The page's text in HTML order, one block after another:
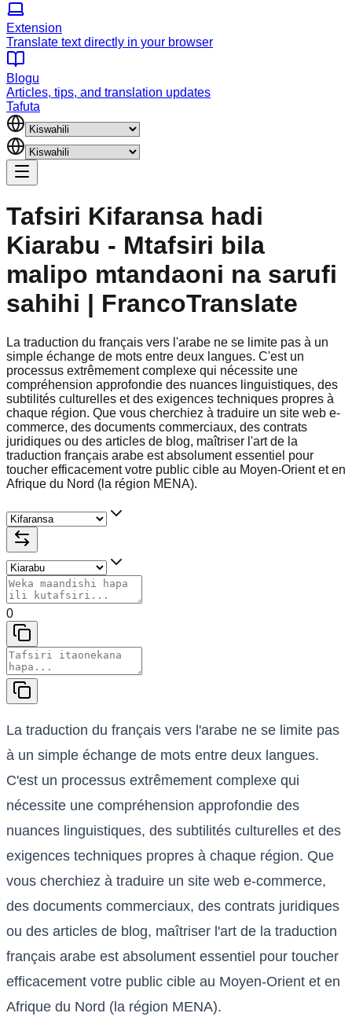
Extension
Translate text directly in your browser
Blogu
Articles, tips, and translation updates
Tafuta
Tafsiri Kifaransa hadi
Kiarabu - Mtafsiri bila
malipo mtandaoni na sarufi
sahihi | FrancoTranslate
La traduction du français vers l'arabe ne se limite pas à un
simple échange de mots entre deux langues. C'est un
processus extrêmement complexe qui nécessite une
compréhension approfondie des nuances linguistiques, des
subtilités culturelles et des exigences techniques propres à
chaque région. Que vous cherchiez à traduire un site web e-
commerce, des documents commerciaux, des contrats
juridiques ou des articles de blog, maîtriser l'art de la
traduction français arabe est absolument essentiel pour
toucher efficacement votre public cible au Moyen-Orient et en
Afrique du Nord (la région MENA).
0
La traduction du français vers l'arabe ne se limite pas
à un simple échange de mots entre deux langues.
C'est un processus extrêmement complexe qui
nécessite une compréhension approfondie des
nuances linguistiques, des subtilités culturelles et des
exigences techniques propres à chaque région. Que
vous cherchiez à traduire un site web e-commerce,
des documents commerciaux, des contrats juridiques
ou des articles de blog, maîtriser l'art de la traduction
français arabe est absolument essentiel pour toucher
efficacement votre public cible au Moyen-Orient et en
Afrique du Nord (la région MENA).